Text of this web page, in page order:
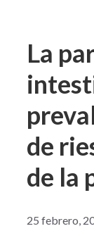
La
de
de la
25 febrero,